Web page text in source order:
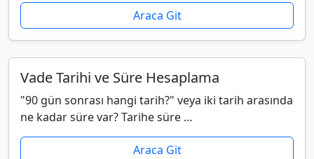
Araca Git
Vade Tarihi ve Süre Hesaplama
"90 gün sonrası hangi tarih?" veya iki tarih arasında
ne kadar süre var? Tarihe süre …
Araca Git